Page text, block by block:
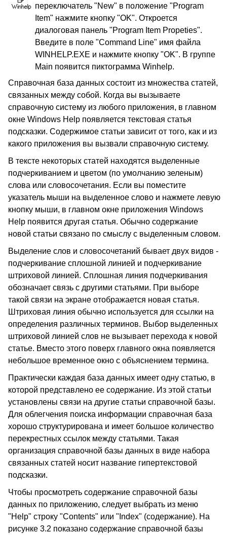
переключатель "New" в положение "Program
Item" нажмите кнопку "OK". Откроется
диалоговая панель "Program Item Propeties".
Введите в поле "Command Line" имя файла
WINHELP.EXE и нажмите кнопку "OK". В группе
Main появится пиктограмма Winhelp.
Справочная база данных состоит из множества статей,
связанных между собой. Когда вы вызываете
справочную систему из любого приложения, в главном
окне Windows Help появляется текстовая статья
подсказки. Содержимое статьи зависит от того, как и из
какого приложения вы вызвали справочную систему.
В тексте некоторых статей находятся выделенные
подчеркиванием и цветом (по умолчанию зеленым)
слова или словосочетания. Если вы поместите
указатель мыши на выделенное слово и нажмете левую
кнопку мыши, в главном окне приложения Windows
Help появится другая статья. Обычно содержание
новой статьи связано по смыслу с выделенным словом.
Выделение слов и словосочетаний бывает двух видов -
подчеркивание сплошной линией и подчеркивание
штриховой линией. Сплошная линия подчеркивания
обозначает связь с другими статьями. При выборе
такой связи на экране отображается новая статья.
Штриховая линия обычно используется для ссылки на
определения различных терминов. Выбор выделенных
штриховой линией слов не вызывает перехода к новой
статье. Вместо этого поверх главного окна появляется
небольшое временное окно с объяснением термина.
Практически каждая база данных имеет одну статью, в
которой представлено ее содержание. Из этой статьи
установлены связи на другие статьи справочной базы.
Для облегчения поиска информации справочная база
хорошо структурирована и имеет большое количество
перекрестных ссылок между статьями. Такая
организация справочной базы данных в виде набора
связанных статей носит название гипертекстовой
подсказки.
Чтобы просмотреть содержание справочной базы
данных по приложению, следует выбрать из меню
"Help" строку "Contents" или "Index" (содержание). На
рисунке 3.2 показано содержание справочной базы